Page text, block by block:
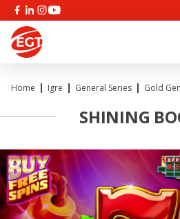
Home Igre General Series Gold
SHINING